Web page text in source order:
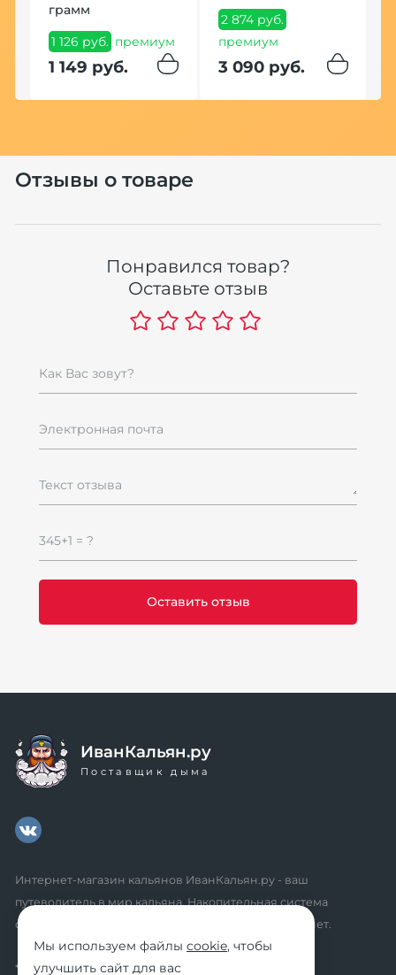
Мы используем файлы cookie, чтобы
улучшить сайт для вас
грамм
1 126 руб. премиум
1 149 руб.
2 874 руб.
премиум
3 090 руб.
Отзывы о товаре
Понравился товар?
Оставьте отзыв
Как Вас зовут?
Электронная почта
Текст отзыва
345+1 = ?
ИванКальян.ру
Поставщик дыма
Интернет-магазин кальянов ИванКальян.ру - ваш
путеводитель в мир кальяна. Накопительная система
скидок, промокоды, акции. Удобный личный кабинет.
* мы не осуществляем дистанционную продажу